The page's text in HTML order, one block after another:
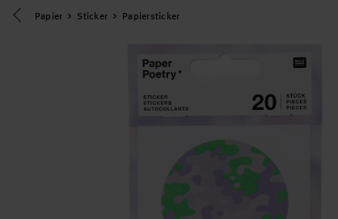
Eine Kategorie zurück navigieren
Papier Sticker Papiersticker